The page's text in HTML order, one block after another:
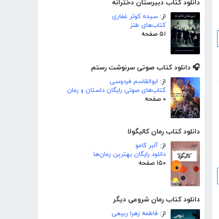
دانلود کتاب دبیرستان دخترانه
از: سیده کوثر غفاری
کتاب‌های طنز
۵۱ صفحه
🎧 دانلود کتاب صوتی سرنوشت رستم
از: ابوالقاسم فردوسی
کتاب‌های صوتی رایگان داستان و رمان
۰ صفحه
دانلود کتاب رمان کالیگولا
از: آلبر کامو
دانلود رایگان بهترین رمان‌ها
۱۵۰ صفحه
دانلود کتاب رمان شروعی دیگر
از: فاطمه زهرا ربیعی